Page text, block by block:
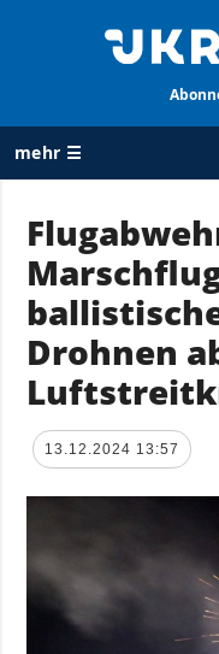
mehr ☰
ALLE
RUBRIKEN
Krieg
Wiederaufbau
der Ukraine
Politik
Wirtschaft
Gesellschaft und
Kultur
Sport
Drohnen
13.12.2024 13:57